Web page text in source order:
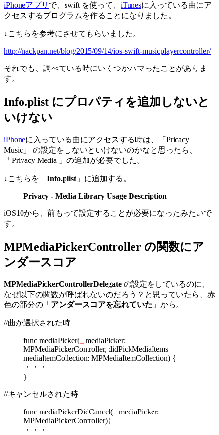
iPhoneアプリ で、swift を使って、 iTunesに入っている曲にア
クセスするプログラムを作ることになりました。
↓こちらを参考にさせてもらいました。
http://nackpan.net/blog/2015/09/14/ios-swift-musicplayercontroller/
それでも、調べている時にいくつかハマったことがありま
す。
Info.plist にプロパティを追加しないと
いけない
iPhoneに入っている曲にアクセスする時は、「Pricacy
Music」 の設定をしないといけないのかなと思ったら、
「Privacy Media 」の追加が必要でした。
↓こちらを「 Info.plist 」に追加する。
Privacy - Media Library Usage Description
iOS10から、前もって設定することが必要になったみたいで
す。
MPMediaPickerController の関数にア
ンダースコア
MPMediaPickerControllerDelegate の設定をしているのに、
なぜ以下の関数が呼ばれないのだろう？と思っていたら、赤
色の部分の「 アンダースコアを忘れていた 」から。
//曲が選択された時
func mediaPicker(
mediaPicker:
MPMediaPickerController, didPickMediaItems
mediaItemCollection: MPMediaItemCollection) {
・・・
}
//キャンセルされた時
func mediaPickerDidCancel(
mediaPicker:
MPMediaPickerController){
・・・